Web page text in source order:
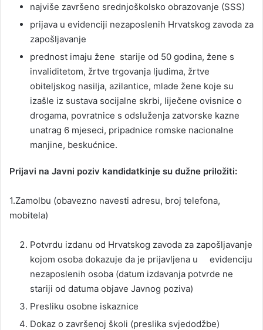
najviše završeno srednjoškolsko obrazovanje (SSS)
prijava u evidenciji nezaposlenih Hrvatskog zavoda za
zapošljavanje
prednost imaju žene starije od 50 godina, žene s
invaliditetom, žrtve trgovanja ljudima, žrtve
obiteljskog nasilja, azilantice, mlade žene koje su
izašle iz sustava socijalne skrbi, liječene ovisnice o
drogama, povratnice s odsluženja zatvorske kazne
unatrag 6 mjeseci, pripadnice romske nacionalne
manjine, beskućnice.
Prijavi na Javni poziv kandidatkinje su dužne priložiti:
1.Zamolbu (obavezno navesti adresu, broj telefona,
mobitela)
Potvrdu izdanu od Hrvatskog zavoda za zapošljavanje
kojom osoba dokazuje da je prijavljena u evidenciju
nezaposlenih osoba (datum izdavanja potvrde ne
stariji od datuma objave Javnog poziva)
Presliku osobne iskaznice
Dokaz o završenoj školi (preslika svjedodžbe)